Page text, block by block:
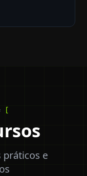
[
práticos e